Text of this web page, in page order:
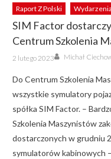
Raport Z Polski Wydarzenia
SIM Factor
Centrum Szkolenia
Posted
on
2 lutego 2023 Author
Michał
Do Centrum Szkolenia
wszystkie symulatory
spółka SIM Factor. –
Szkolenia Maszynistów
dostarczonych w grudniu
symulatorów kabinowych